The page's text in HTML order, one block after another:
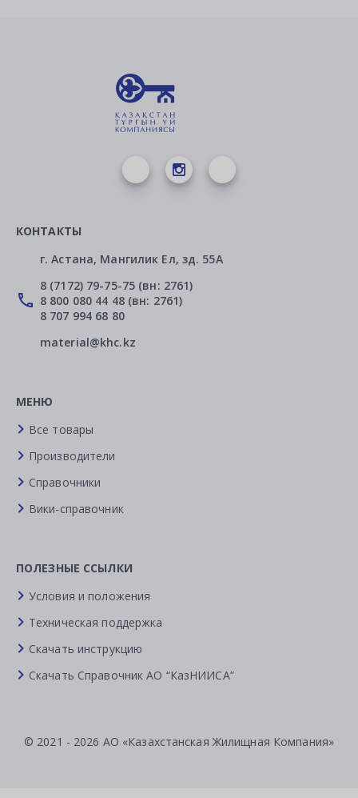
КОНТАКТЫ
г. Астана, Мангилик Ел, зд. 55А
8 (7172) 79-75-75 (вн: 2761)
8 800 080 44 48 (вн: 2761)
8 707 994 68 80
material@khc.kz
МЕНЮ
Все товары
Производители
Справочники
Вики-справочник
ПОЛЕЗНЫЕ ССЫЛКИ
Условия и положения
Техническая поддержка
Скачать инструкцию
Скачать Справочник АО “КазНИИСА”
© 2021 - 2026 АО «Казахстанская Жилищная Компания»